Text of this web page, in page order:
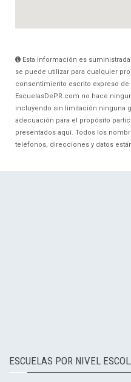
Esta información es
se puede utilizar para cualquier
consentimiento escrito expreso de
EscuelasDePR.com no hace
incluyendo sin limitación ninguna
adecuación para el propósito
presentados aquí. Todos los
teléfonos, direcciones y datos
ESCUELAS POR NIVEL